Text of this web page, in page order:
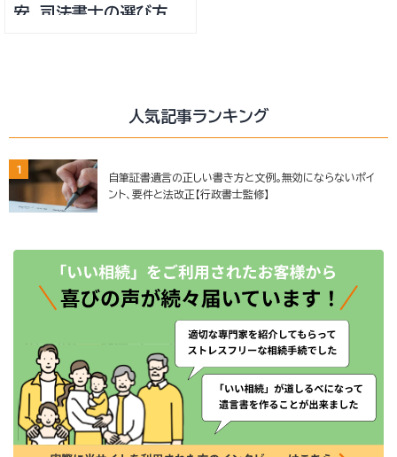
安、司法書士の選び方
人気記事ランキング
1
自筆証書遺言の正しい書き方と文例。無効にならないポイ
ント、要件と法改正【行政書士監修】